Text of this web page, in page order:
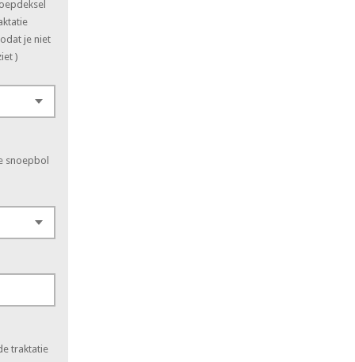
je niet
)
snoepbol
traktatie